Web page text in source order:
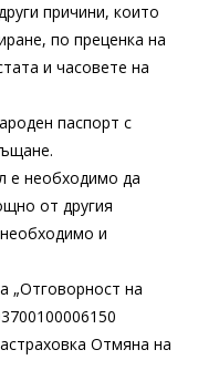
причини, които
по преценка на
и часовете на
паспорт с
е необходимо да
от другия
и
„Отговорност на
Отмяна на